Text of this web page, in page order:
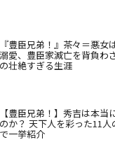
『豊臣兄弟！』茶々＝悪
溺愛、豊臣家滅亡を背負わ
の壮絶すぎる生涯
【豊臣兄弟！】秀吉は本当
のか？ 天下人を彩った11
で一挙紹介